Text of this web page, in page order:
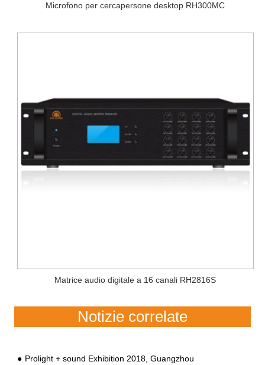
Microfono per cercapersone desktop RH300MC
Matrice audio digitale a 16 canali RH2816S
Notizie correlate
Prolight + sound Exhibition 2018, Guangzhou